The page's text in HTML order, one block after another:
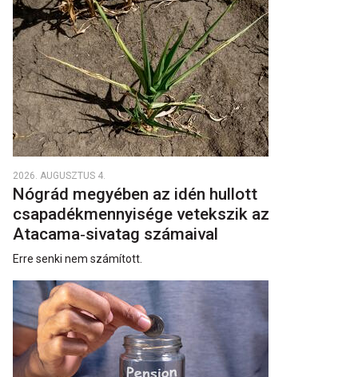
2026. AUGUSZTUS 4.
Nógrád megyében az idén hullott
csapadékmennyisége vetekszik az
Atacama‑sivatag számaival
Erre senki nem számított.